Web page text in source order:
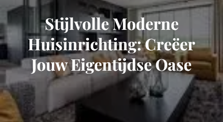
Stijlvolle Moderne
Huisinrichting: Creëer
Jouw Eigentijdse Oase